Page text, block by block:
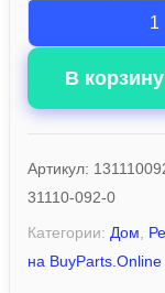
В корзину
Артикул:
31110-092-0
Категории: Дом
на BuyParts.Online